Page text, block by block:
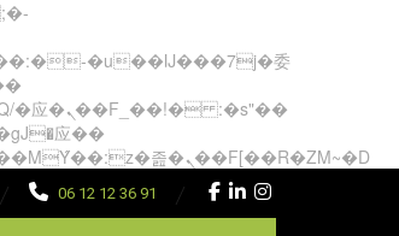
矁[��x�ZM~�n"��IB؃��!'����Тѕ��+��(m��IK�ʭ�/|��ϐܢ��F[��x�ZMz�G�� %嬩�/c��������[[��<�RI:�:c��MΎ��:z�졾�ܢ��F[��R�ZM~�D
06 12 12 36 91